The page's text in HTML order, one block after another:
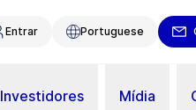
Entrar Portuguese
Investidores Mídia